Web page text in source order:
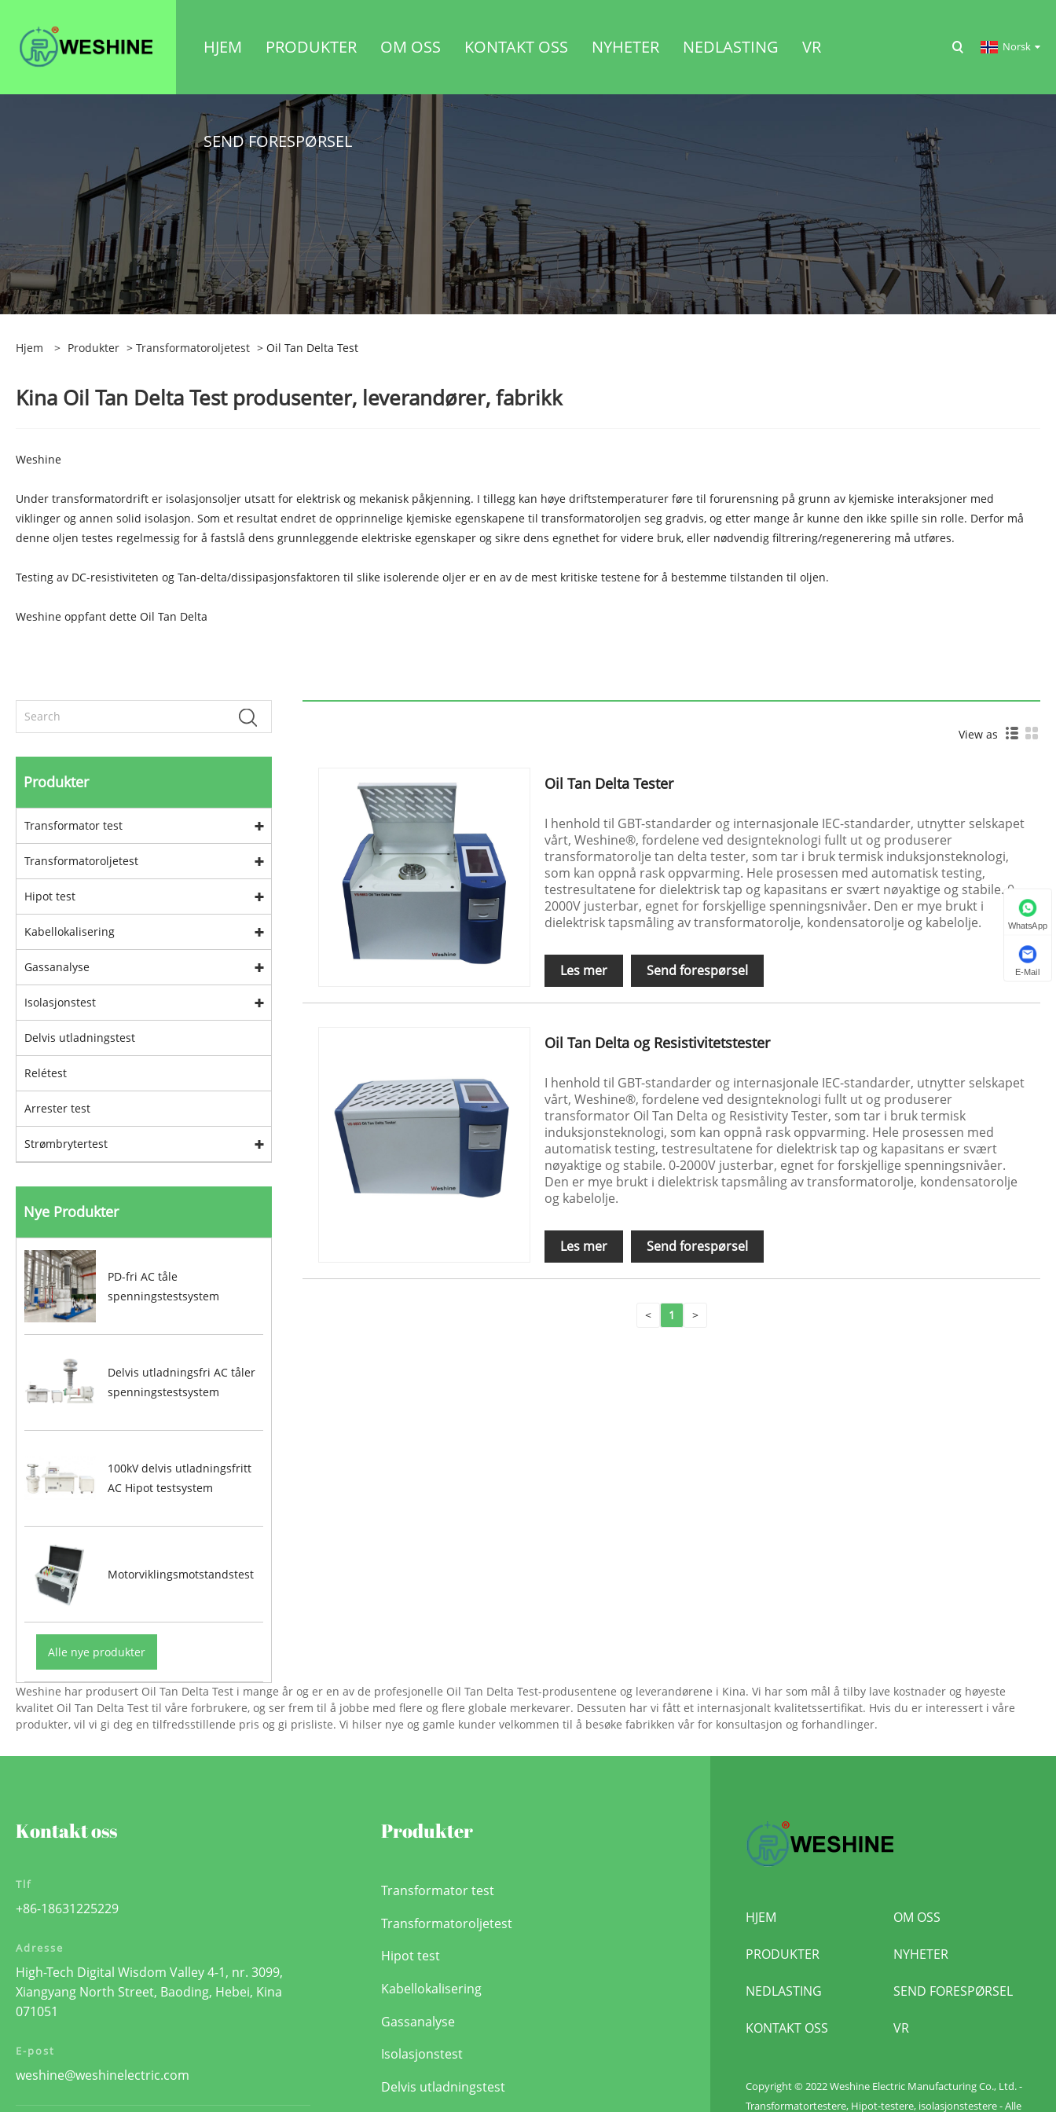
HJEM PRODUKTER OM OSS KONTAKT OSS NYHETER NEDLASTING VR
SEND FORESPØRSEL
Norsk‎
Hjem > Produkter > Transformatoroljetest > Oil Tan Delta Test
Kina Oil Tan Delta Test produsenter, leverandører, fabrikk
Weshine
Under transformatordrift er isolasjonsoljer utsatt for elektrisk og mekanisk påkjenning. I tillegg kan høye driftstemperaturer føre til forurensning på grunn av kjemiske interaksjoner med
viklinger og annen solid isolasjon. Som et resultat endret de opprinnelige kjemiske egenskapene til transformatoroljen seg gradvis, og etter mange år kunne den ikke spille sin rolle. Derfor må
denne oljen testes regelmessig for å fastslå dens grunnleggende elektriske egenskaper og sikre dens egnethet for videre bruk, eller nødvendig filtrering/regenerering må utføres.
Testing av DC-resistiviteten og Tan-delta/dissipasjonsfaktoren til slike isolerende oljer er en av de mest kritiske testene for å bestemme tilstanden til oljen.
Weshine oppfant dette Oil Tan Delta
Produkter
Transformator test
Transformatoroljetest
Hipot test
Kabellokalisering
Gassanalyse
Isolasjonstest
Delvis utladningstest
Relétest
Arrester test
Strømbrytertest
Nye Produkter
PD-fri AC tåle
spenningstestsystem
Delvis utladningsfri AC tåler
spenningstestsystem
100kV delvis utladningsfritt
AC Hipot testsystem
Motorviklingsmotstandstest
Alle nye produkter
View as
Oil Tan Delta Tester
I henhold til GBT-standarder og internasjonale IEC-standarder, utnytter selskapet
vårt, Weshine®, fordelene ved designteknologi fullt ut og produserer
transformatorolje tan delta tester, som tar i bruk termisk induksjonsteknologi,
som kan oppnå rask oppvarming. Hele prosessen med automatisk testing,
testresultatene for dielektrisk tap og kapasitans er svært nøyaktige og stabile. 0-
2000V justerbar, egnet for forskjellige spenningsnivåer. Den er mye brukt i
dielektrisk tapsmåling av transformatorolje, kondensatorolje og kabelolje.
Les mer Send forespørsel
Oil Tan Delta og Resistivitetstester
I henhold til GBT-standarder og internasjonale IEC-standarder, utnytter selskapet
vårt, Weshine®, fordelene ved designteknologi fullt ut og produserer
transformator Oil Tan Delta og Resistivity Tester, som tar i bruk termisk
induksjonsteknologi, som kan oppnå rask oppvarming. Hele prosessen med
automatisk testing, testresultatene for dielektrisk tap og kapasitans er svært
nøyaktige og stabile. 0-2000V justerbar, egnet for forskjellige spenningsnivåer.
Den er mye brukt i dielektrisk tapsmåling av transformatorolje, kondensatorolje
og kabelolje.
Les mer Send forespørsel
< 1 >
Weshine har produsert Oil Tan Delta Test i mange år og er en av de profesjonelle Oil Tan Delta Test-produsentene og leverandørene i Kina. Vi har som mål å tilby lave kostnader og høyeste
kvalitet Oil Tan Delta Test til våre forbrukere, og ser frem til å jobbe med flere og flere globale merkevarer. Dessuten har vi fått et internasjonalt kvalitetssertifikat. Hvis du er interessert i våre
produkter, vil vi gi deg en tilfredsstillende pris og gi prisliste. Vi hilser nye og gamle kunder velkommen til å besøke fabrikken vår for konsultasjon og forhandlinger.
Kontakt oss
Tlf
+86-18631225229
Adresse
High-Tech Digital Wisdom Valley 4-1, nr. 3099,
Xiangyang North Street, Baoding, Hebei, Kina
071051
E-post
weshine@weshinelectric.com
Produkter
Transformator test
Transformatoroljetest
Hipot test
Kabellokalisering
Gassanalyse
Isolasjonstest
Delvis utladningstest
HJEM OM OSS
PRODUKTER NYHETER
NEDLASTING SEND FORESPØRSEL
KONTAKT OSS VR
Copyright © 2022 Weshine Electric Manufacturing Co., Ltd. -
Transformatortestere, Hipot-testere, isolasjonstestere - Alle
WhatsApp
E-Mail